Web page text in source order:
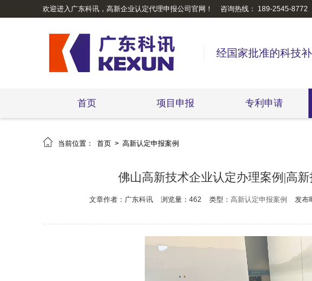
欢迎进入广东科讯，高新企业认定代理申报公司官网！ 咨询热线： 189-2545-8772
经国家批准的科技
首页 项目申报 专利申请
 当前位置： 首页 > 高新认定申报案例
佛山高新技术企业认定办理案例|高
文章作者：广东科讯 浏览量：462 类型： 高新认定申报案例 发布